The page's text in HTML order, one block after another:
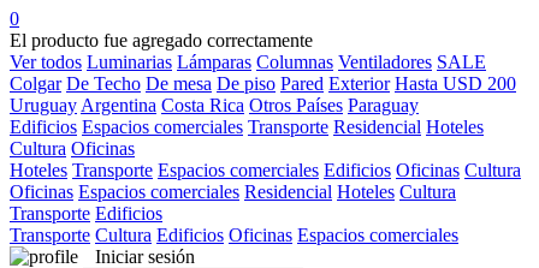
0
El producto fue agregado correctamente
Ver todos Luminarias Lámparas Columnas Ventiladores SALE
Colgar De Techo De mesa De piso Pared Exterior Hasta USD 200
Uruguay Argentina Costa Rica Otros Países Paraguay
Edificios Espacios comerciales Transporte Residencial Hoteles
Cultura Oficinas
Hoteles Transporte Espacios comerciales Edificios Oficinas Cultura
Oficinas Espacios comerciales Residencial Hoteles Cultura
Transporte Edificios
Transporte Cultura Edificios Oficinas Espacios comerciales
Iniciar sesión